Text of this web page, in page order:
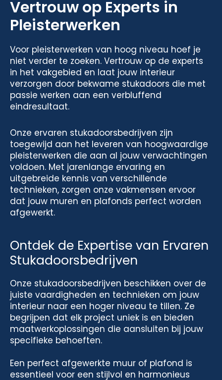
Vertrouw op Experts in
Pleisterwerken
Voor pleisterwerken van hoog niveau hoef je
niet verder te zoeken. Vertrouw op de experts
in het vakgebied en laat jouw interieur
verzorgen door bekwame stukadoors die met
passie werken aan een verbluffend
eindresultaat.
Onze ervaren stukadoorsbedrijven zijn
toegewijd aan het leveren van hoogwaardige
pleisterwerken die aan al jouw verwachtingen
voldoen. Met jarenlange ervaring en
uitgebreide kennis van verschillende
technieken, zorgen onze vakmensen ervoor
dat jouw muren en plafonds perfect worden
afgewerkt.
Ontdek de Expertise van Ervaren
Stukadoorsbedrijven
Onze stukadoorsbedrijven beschikken over de
juiste vaardigheden en technieken om jouw
interieur naar een hoger niveau te tillen. Ze
begrijpen dat elk project uniek is en bieden
maatwerkoplossingen die aansluiten bij jouw
specifieke behoeften.
Een perfect afgewerkte muur of plafond is
essentieel voor een stijlvol en harmonieus